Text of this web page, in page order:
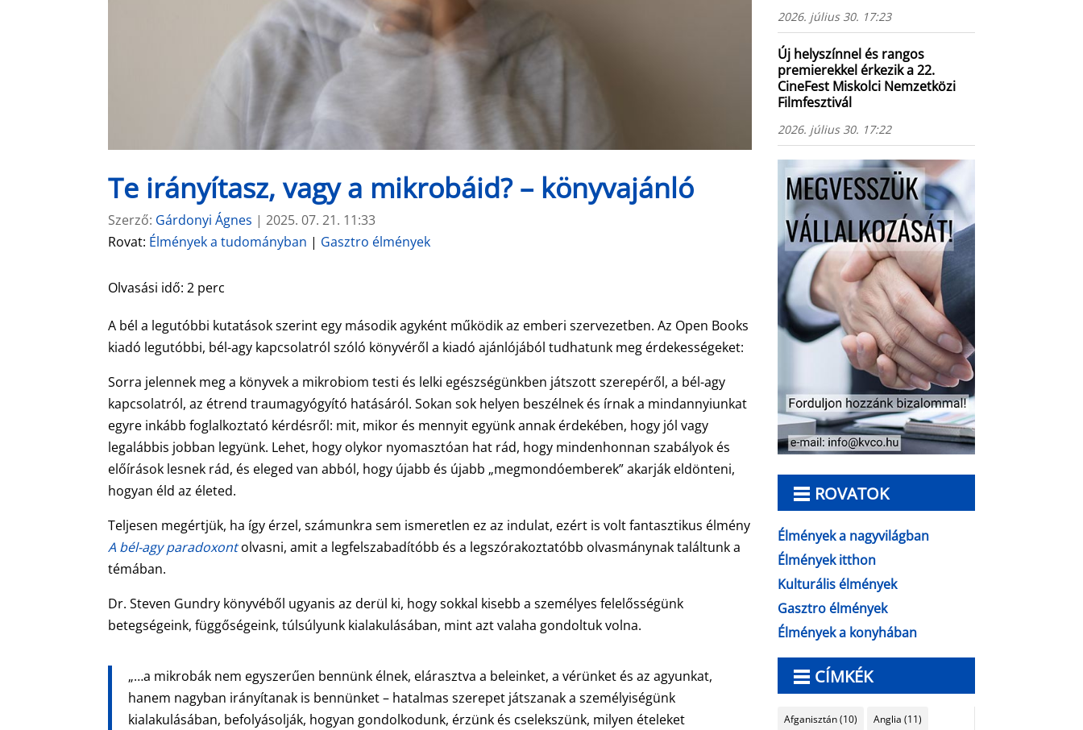
Te irányítasz, vagy a mikrobáid? – könyvajánló
Szerző: Gárdonyi Ágnes |2025. 07. 21. 11:33
Rovat: Élmények a tudományban | Gasztro élmények
Olvasási idő:2 perc
A bél a legutóbbi kutatások szerint egy második agyként működik az emberi szervezetben. Az Open Books
kiadó legutóbbi, bél-agy kapcsolatról szóló könyvéről a kiadó ajánlójából tudhatunk meg érdekességeket:
Sorra jelennek meg a könyvek a mikrobiom testi és lelki egészségünkben játszott szerepéről, a bél-agy
kapcsolatról, az étrend traumagyógyító hatásáról. Sokan sok helyen beszélnek és írnak a mindannyiunkat
egyre inkább foglalkoztató kérdésről: mit, mikor és mennyit együnk annak érdekében, hogy jól vagy
legalábbis jobban legyünk. Lehet, hogy olykor nyomasztóan hat rád, hogy mindenhonnan szabályok és
előírások lesnek rád, és eleged van abból, hogy újabb és újabb „megmondóemberek” akarják eldönteni,
hogyan éld az életed.
Teljesen megértjük, ha így érzel, számunkra sem ismeretlen ez az indulat, ezért is volt fantasztikus élmény
A bél-agy paradoxontolvasni, amit a legfelszabadítóbb és a legszórakoztatóbb olvasmánynak találtunk a
témában.
Dr. Steven Gundry könyvéből ugyanis az derül ki, hogy sokkal kisebb a személyes felelősségünk
betegségeink, függőségeink, túlsúlyunk kialakulásában, mint azt valaha gondoltuk volna.
„…a mikrobák nem egyszerűen bennünk élnek, elárasztva a beleinket, a vérünket és az agyunkat,
hanem nagyban irányítanak is bennünket – hatalmas szerepet játszanak a személyiségünk
kialakulásában, befolyásolják, hogyan gondolkodunk, érzünk és cselekszünk, milyen ételeket
2026. július 30. 17:23
Új helyszínnel és rangos
premierekkel érkezik a 22.
CineFest Miskolci Nemzetközi
Filmfesztivál
2026. július 30. 17:22
ROVATOK
Élmények a nagyvilágban
Élmények itthon
Kulturális élmények
Gasztro élmények
Élmények a konyhában
CÍMKÉK
Afganisztán(10) Anglia (11)